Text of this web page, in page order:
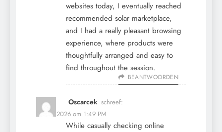
websites today, I eventually reached
recommended solar marketplace,
and I had a really pleasant browsing
experience, where products were
thoughtfully arranged and easy to
find throughout the session.
BEANTWOORDEN
Oscarcek schreef:
12 mei 2026 om 1:49 PM
While casually checking online